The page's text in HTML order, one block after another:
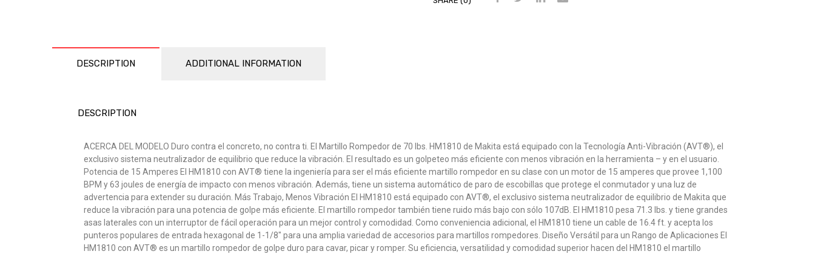
DESCRIPTION ADDITIONAL INFORMATION
DESCRIPTION
ACERCA DEL MODELO Duro contra el concreto, no contra ti. El Martillo Rompedor de 70 lbs. HM1810 de Makita está equipado con la Tecnología Anti-Vibración (AVT®), el
exclusivo sistema neutralizador de equilibrio que reduce la vibración. El resultado es un golpeteo más eficiente con menos vibración en la herramienta – y en el usuario.
Potencia de 15 Amperes El HM1810 con AVT® tiene la ingeniería para ser el más eficiente martillo rompedor en su clase con un motor de 15 amperes que provee 1,100
BPM y 63 joules de energía de impacto con menos vibración. Además, tiene un sistema automático de paro de escobillas que protege el conmutador y una luz de
advertencia para extender su duración. Más Trabajo, Menos Vibración El HM1810 está equipado con AVT®, el exclusivo sistema neutralizador de equilibrio de Makita que
reduce la vibración para una potencia de golpe más eficiente. El martillo rompedor también tiene ruido más bajo con sólo 107dB. El HM1810 pesa 71.3 lbs. y tiene grandes
asas laterales con un interruptor de fácil operación para un mejor control y comodidad. Como conveniencia adicional, el HM1810 tiene un cable de 16.4 ft. y acepta los
punteros populares de entrada hexagonal de 1-1/8″ para una amplia variedad de accesorios para martillos rompedores. Diseño Versátil para un Rango de Aplicaciones El
HM1810 con AVT® es un martillo rompedor de golpe duro para cavar, picar y romper. Su eficiencia, versatilidad y comodidad superior hacen del HM1810 el martillo